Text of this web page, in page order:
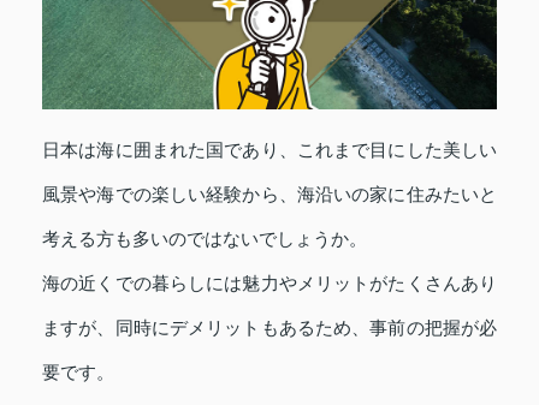
日本は海に囲まれた国であり、これまで目にした美しい
風景や海での楽しい経験から、海沿いの家に住みたいと
考える方も多いのではないでしょうか。
海の近くでの暮らしには魅力やメリットがたくさんあり
ますが、同時にデメリットもあるため、事前の把握が必
要です。